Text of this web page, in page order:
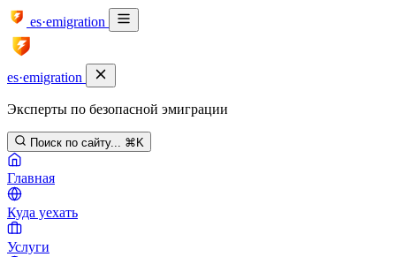
es·emigration
es·emigration
Эксперты по безопасной эмиграции
Поиск по сайту... ⌘K
Главная
Куда уехать
Услуги